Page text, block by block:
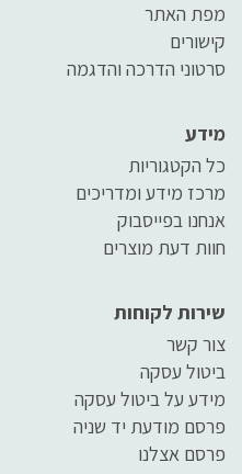
מפת האתר
קישורים
סרטוני הדרכה והדגמה
מידע
כל הקטגוריות
מרכז מידע ומדריכים
אנחנו בפייסבוק
חוות דעת מוצרים
שירות לקוחות
צור קשר
ביטול עסקה
מידע על ביטול עסקה
פרסם מודעת יד שניה
פרסם אצלנו